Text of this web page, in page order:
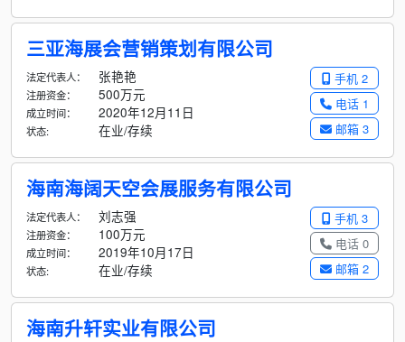
三亚海展会营销策划有限公司
手机 2
电话 1
邮箱 3
法定代表人： 张艳艳
注册资金： 500万元
成立时间： 2020年12月11日
状态: 在业/存续
海南海阔天空会展服务有限公司
手机 3
电话 0
邮箱 2
法定代表人： 刘志强
注册资金： 100万元
成立时间： 2019年10月17日
状态: 在业/存续
海南升轩实业有限公司